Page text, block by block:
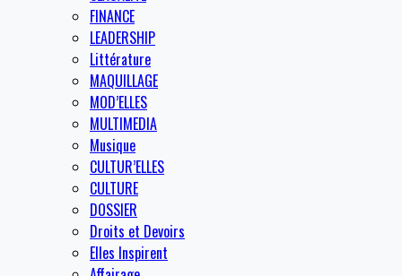
FINANCE
LEADERSHIP
Littérature
MAQUILLAGE
MOD’ELLES
MULTIMEDIA
Musique
CULTUR’ELLES
CULTURE
DOSSIER
Droits et Devoirs
Elles Inspirent